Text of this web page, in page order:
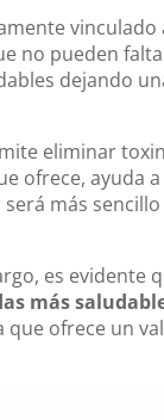
no pueden
dejando
eliminar
ofrece, ayuda a
más
es evidente
más
ofrece un